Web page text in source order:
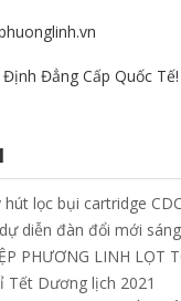
Đẳng Cấp Quốc Tế!
lọc bụi cartridge
diễn đàn đổi mới
PHƯƠNG LINH LỌT
Tết Dương lịch 2021